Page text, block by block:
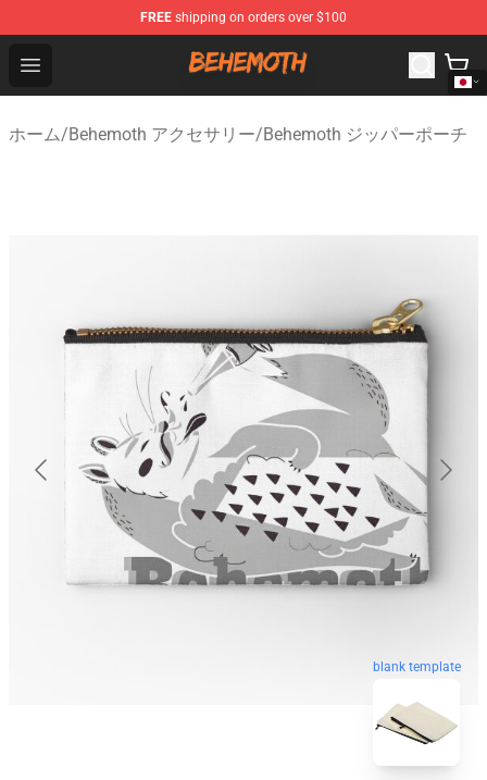
FREE shipping on orders over $100
Open menu
Behemoth Store - Official Behemoth Merchandise Shop
ホーム/Behemoth アクセサリー/Behemoth ジッパーポーチ
blank template